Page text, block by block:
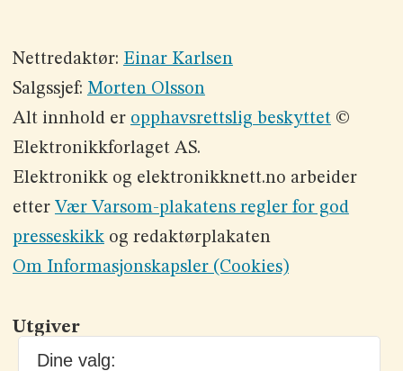
Nettredaktør: Einar Karlsen
Salgssjef: Morten Olsson
Alt innhold er opphavsrettslig beskyttet©
Elektronikkforlaget AS.
Elektronikk og elektronikknett.no arbeider
etter Vær Varsom-plakatens regler for god
presseskikkog redaktørplakaten
Om Informasjonskapsler (Cookies)
Utgiver
Dine valg: